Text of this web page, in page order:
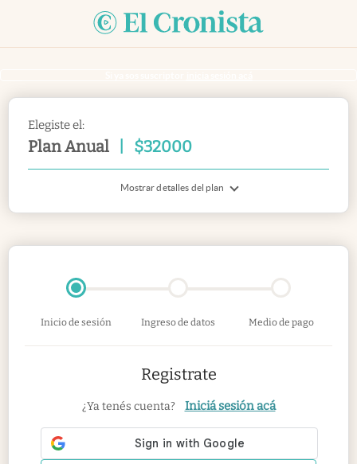
Elegiste el:
Plan Anual $32000
Mostrar detalles del plan
Inicio de sesión Ingreso de datos Medio de pago
Registrate
¿Ya tenés cuenta? Iniciá sesión acá